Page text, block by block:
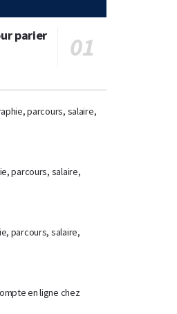
parier
parcours, salaire,
parcours, salaire,
parcours, salaire,
en ligne chez